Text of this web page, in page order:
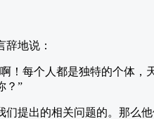
地说：
！每个人都是独特的个体，
？”
提出的相关问题的。那么